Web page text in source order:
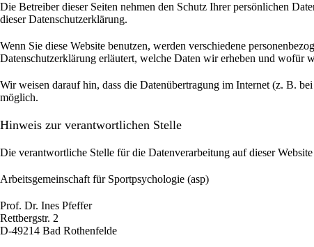
Die Betreiber dieser Seiten nehmen den Schutz Ihrer persönlichen
dieser Datenschutzerklärung.
Wenn Sie diese Website benutzen, werden verschiedene
Datenschutzerklärung erläutert, welche Daten wir erheben und wofür
Wir weisen darauf hin, dass die Datenübertragung im Internet (z. B.
möglich.
Hinweis zur verantwortlichen Stelle
Die verantwortliche Stelle für die Datenverarbeitung auf dieser Website
Arbeitsgemeinschaft für Sportpsychologie (asp)
Prof. Dr. Ines Pfeffer
Rettbergstr. 2
D-49214 Bad Rothenfelde